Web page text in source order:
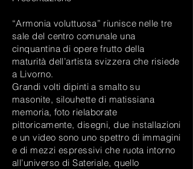
“Armonia voluttuosa” riunisce nelle tre
sale del centro comunale una
cinquantina di opere frutto della
maturità dell’artista svizzera che risiede
a Livorno.
Grandi volti dipinti a smalto su
masonite, silouhette di matissiana
memoria, foto rielaborate
pittoricamente, disegni, due installazioni
e un video sono uno spettro di immagini
e di mezzi espressivi che ruota intorno
all’universo di Sateriale, quello